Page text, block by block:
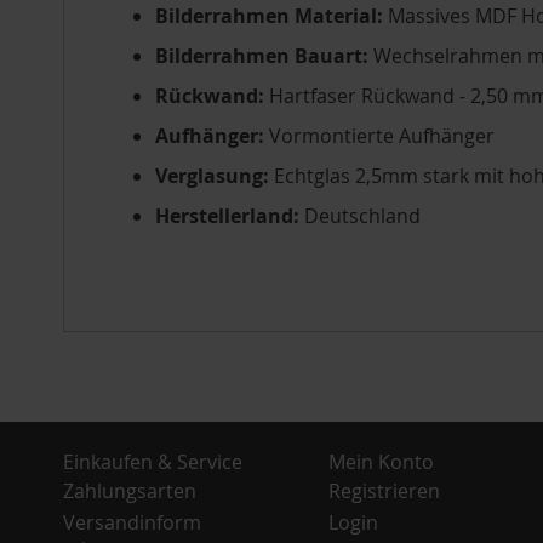
Bilderrahmen Material: Massives MDF
Bilderrahmen Bauart: Wechselrahmen
Rückwand: Hartfaser Rückwand - 2,50
Aufhänger: Vormontierte Aufhänger
Verglasung: Echtglas 2,5mm stark mit
Herstellerland: Deutschland
Einkaufen & Service
Zahlungsarten
Versandinform
Mein Konto
Registrieren
Login